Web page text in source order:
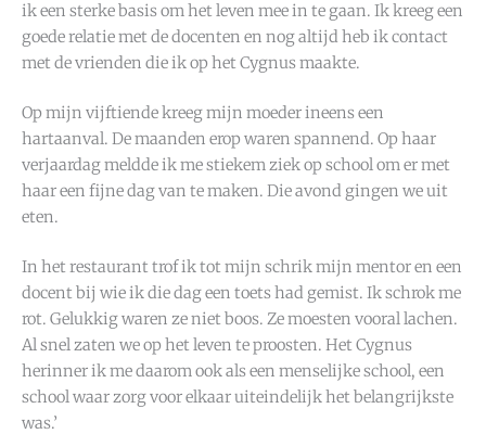
ik een sterke basis om het leven mee in te gaan. Ik kreeg een
goede relatie met de docenten en nog altijd heb ik contact
met de vrienden die ik op het Cygnus maakte.
Op mijn vijftiende kreeg mijn moeder ineens een
hartaanval. De maanden erop waren spannend. Op haar
verjaardag meldde ik me stiekem ziek op school om er met
haar een fijne dag van te maken. Die avond gingen we uit
eten.
In het restaurant trof ik tot mijn schrik mijn mentor en een
docent bij wie ik die dag een toets had gemist. Ik schrok me
rot. Gelukkig waren ze niet boos. Ze moesten vooral lachen.
Al snel zaten we op het leven te proosten. Het Cygnus
herinner ik me daarom ook als een menselijke school, een
school waar zorg voor elkaar uiteindelijk het belangrijkste
was.’